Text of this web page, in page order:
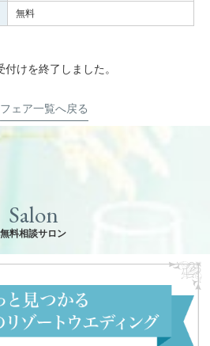
無料
付けを終了しました。
フェア一覧へ戻る
Salon
無料相談サロン